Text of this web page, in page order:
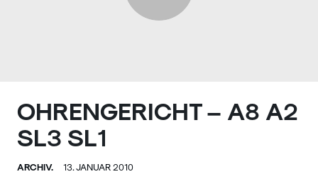
OHRENGERICHT – A8 A2
SL3 SL1
ARCHIV. 13. JANUAR 2010